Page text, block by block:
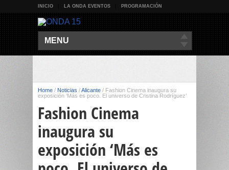
INICIO LA ONDA EVENTOS PROGRAMACIÓN
MENU
Home / Noticias /Alicante / Fashion Cinema inaugura su
exposición ‘Más es poco. El universo de Cristina Rodríguez’
Fashion Cinema
inaugura su
exposición ‘Más es